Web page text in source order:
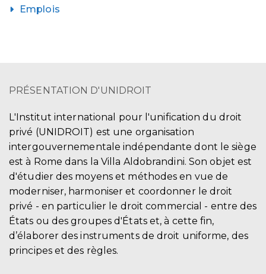
Emplois
PRÉSENTATION D'UNIDROIT
L'Institut international pour l'unification du droit
privé (UNIDROIT) est une organisation
intergouvernementale indépendante dont le siège
est à Rome dans la Villa Aldobrandini. Son objet est
d'étudier des moyens et méthodes en vue de
moderniser, harmoniser et coordonner le droit
privé - en particulier le droit commercial - entre des
États ou des groupes d'États et, à cette fin,
d’élaborer des instruments de droit uniforme, des
principes et des règles.